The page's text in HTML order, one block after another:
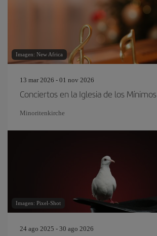
Imagen: New Africa
13 mar 2026 - 01 nov 2026
Conciertos en la Iglesia de los Mínimos
Minoritenkirche
Imagen: Pixel-Shot
24 ago 2025 - 30 ago 2026